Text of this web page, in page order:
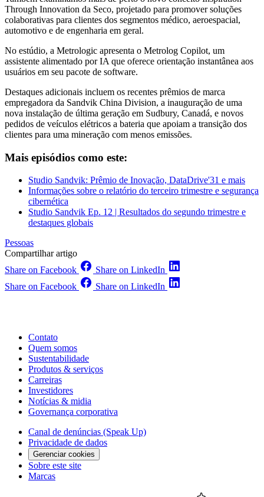
Through Innovation da Seco, projetado para promover soluções
colaborativas para clientes dos segmentos médico, aeroespacial,
automotivo e de engenharia em geral.
No estúdio, a Metrologic apresenta o Metrolog Copilot, um
assistente alimentado por IA que oferece orientação instantânea aos
usuários em seu pacote de software.
Destaques adicionais incluem os recentes prêmios de marca
empregadora da Sandvik China Division, a inauguração de uma
nova instalação de última geração em Sudbury, Canadá, e novos
pedidos de veículos elétricos a bateria que apoiam a transição dos
clientes para uma mineração com menos emissões.
Mais episódios como este:
Studio Sandvik: Prêmio de Inovação, DataDrive'31 e mais
Informações sobre o relatório do terceiro trimestre e segurança
cibernética
Studio Sandvik Ep. 12 | Resultados do segundo trimestre e
destaques globais
Pessoas
Compartilhar artigo
Share on Facebook
Share on LinkedIn
Share on Facebook
Share on LinkedIn
Contato
Quem somos
Sustentabilidade
Produtos & serviços
Carreiras
Investidores
Notícias & midia
Governança corporativa
Canal de denúncias (Speak Up)
Privacidade de dados
Gerenciar cookies
Sobre este site
Marcas